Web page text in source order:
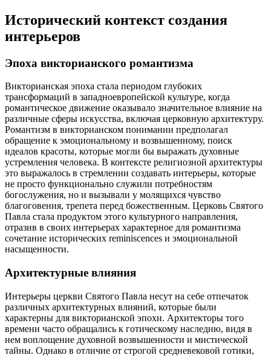
Исторический контекст создания
интерьеров
Эпоха викторианского романтизма
Викторианская эпоха стала периодом глубоких
трансформаций в западноевропейской культуре, когда
романтическое движение оказывало значительное влияние на
различные сферы искусства, включая церковную архитектуру.
Романтизм в викторианском понимании предполагал
обращение к эмоциональному и возвышенному, поиск
идеалов красоты, которые могли бы выражать духовные
устремления человека. В контексте религиозной архитектуры
это выражалось в стремлении создавать интерьеры, которые
не просто функционально служили потребностям
богослужения, но и вызывали у молящихся чувство
благоговения, трепета перед божественным. Церковь Святого
Павла стала продуктом этого культурного направления,
отразив в своих интерьерах характерное для романтизма
сочетание исторических reminiscences и эмоциональной
насыщенности.
Архитектурные влияния
Интерьеры церкви Святого Павла несут на себе отпечаток
различных архитектурных влияний, которые были
характерны для викторианской эпохи. Архитекторы того
времени часто обращались к готическому наследию, видя в
нем воплощение духовной возвышенности и мистической
тайны. Однако в отличие от строгой средневековой готики,